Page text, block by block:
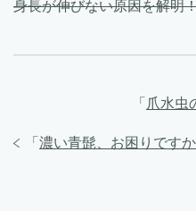
身長が伸びない原因を解明
「 爪水虫
「 濃い青髭、お困りです